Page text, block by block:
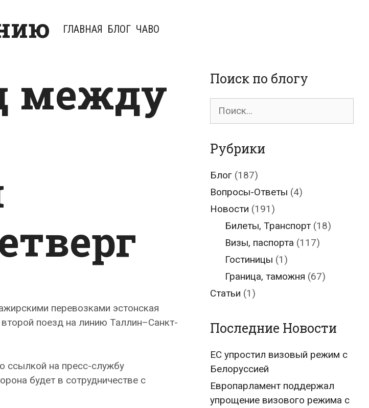
ГЛАВНАЯ БЛОГ ЧАВО
между
перевозками эстонская
второй поезд на линию Таллин–Санкт-
ссылкой на пресс-службу
будет в сотрудничестве с
Поиск по блогу
Поиск
Рубрики
Блог (187)
Вопросы-Ответы (4)
Новости (191)
Билеты, Транспорт(18)
Визы, паспорта (117)
Гостиницы (1)
Граница, таможня (67)
Статьи (1)
Последние Новости
ЕС упростил визовый режим с
Белоруссией
Европарламент поддержал
упрощение визового режима с